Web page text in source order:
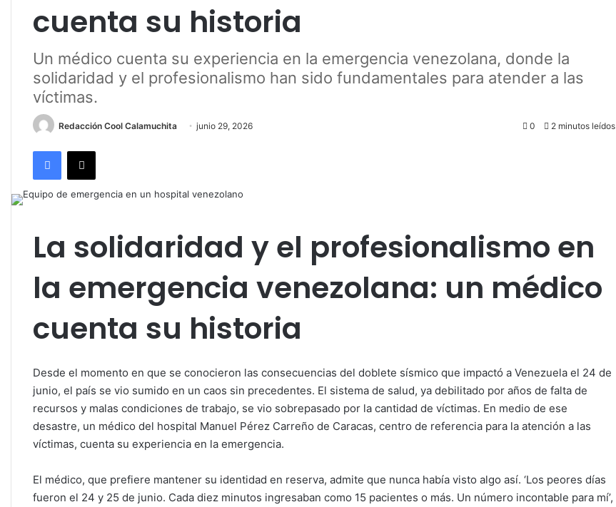
cuenta su historia
Un médico cuenta su experiencia en la emergencia venezolana, donde la
solidaridad y el profesionalismo han sido fundamentales para atender a las
víctimas.
Redacción Cool Calamuchita junio 29, 2026 0 2 minutos leídos
Facebook
X
La solidaridad y el profesionalismo en
la emergencia venezolana: un médico
cuenta su historia
Desde el momento en que se conocieron las consecuencias del doblete sísmico que impactó a Venezuela el 24 de
junio, el país se vio sumido en un caos sin precedentes. El sistema de salud, ya debilitado por años de falta de
recursos y malas condiciones de trabajo, se vio sobrepasado por la cantidad de víctimas. En medio de ese
desastre, un médico del hospital Manuel Pérez Carreño de Caracas, centro de referencia para la atención a las
víctimas, cuenta su experiencia en la emergencia.
El médico, que prefiere mantener su identidad en reserva, admite que nunca había visto algo así. ‘Los peores días
fueron el 24 y 25 de junio. Cada diez minutos ingresaban como 15 pacientes o más. Un número incontable para mí’,